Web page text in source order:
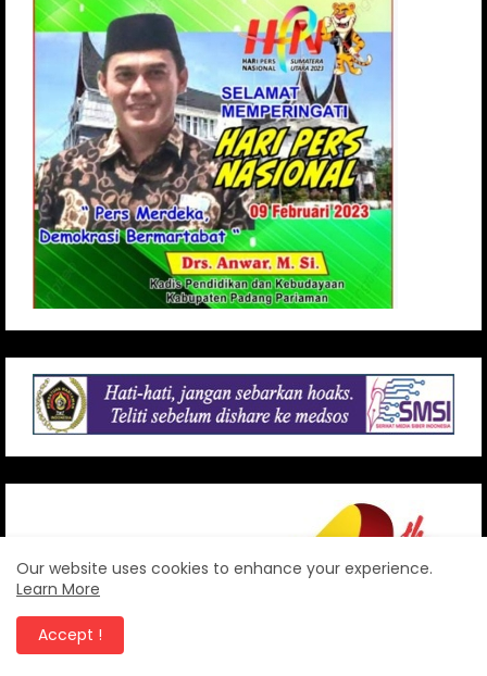
Our website uses cookies to enhance your experience.
Learn More
Accept !